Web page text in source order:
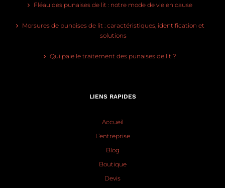
Fléau des punaises de lit : notre mode de vie en cause
Morsures de punaises de lit : caractéristiques, identification et
solutions
Qui paie le traitement des punaises de lit ?
LIENS RAPIDES
Accueil
L’entreprise
Blog
Boutique
Devis